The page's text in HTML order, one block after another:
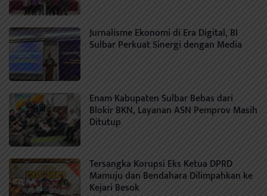
Jurnalisme Ekonomi di Era Digital, BI
Sulbar Perkuat Sinergi dengan Media
Enam Kabupaten Sulbar Bebas dari
Blokir BKN, Layanan ASN Pemprov Masih
Ditutup
Tersangka Korupsi Eks Ketua DPRD
Mamuju dan Bendahara Dilimpahkan ke
Kejari Besok